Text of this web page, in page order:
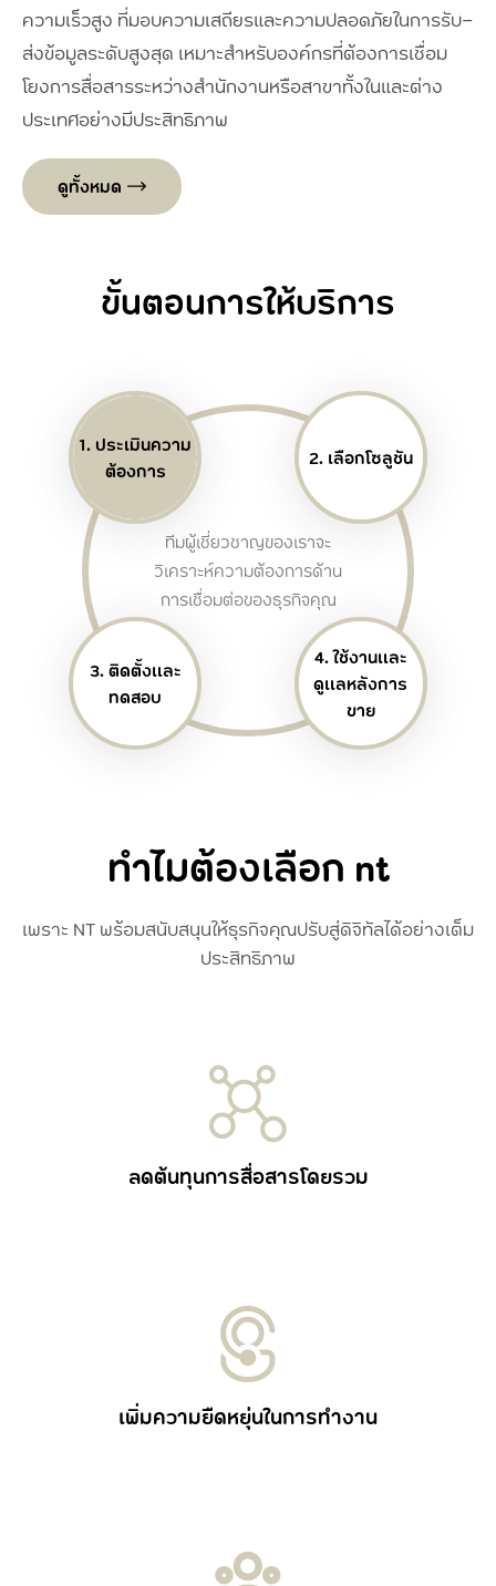
ความเร็วสูง ที่มอบความเสถียรและความปลอดภัยในการรับ-
ส่งข้อมูลระดับสูงสุด เหมาะสำหรับองค์กรที่ต้องการเชื่อม
โยงการสื่อสารระหว่างสำนักงานหรือสาขาทั้งในและต่าง
ประเทศอย่างมีประสิทธิภาพ
ดูทั้งหมด
ขั้นตอนการให้บริการ
1. ประเมินความ
ต้องการ
ทีมผู้เชี่ยวชาญของเราจะ
วิเคราะห์ความต้องการด้าน
การเชื่อมต่อของธุรกิจคุณ
2. เลือกโซลูชัน
4. ใช้งานและ
ดูแลหลังการ
ขาย
3. ติดตั้งและ
ทดสอบ
ทำไมต้องเลือก nt
เพราะ NT พร้อมสนับสนุนให้ธุรกิจคุณปรับสู่ดิจิทัลได้อย่างเต็ม
ประสิทธิภาพ
ลดต้นทุนการสื่อสารโดยรวม
เพิ่มความยืดหยุ่นในการทำงาน